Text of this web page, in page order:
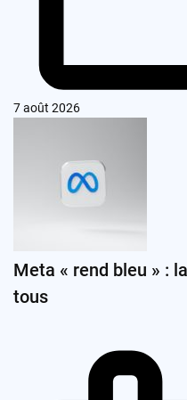
7 août 2026
Meta « rend bleu » :
tous